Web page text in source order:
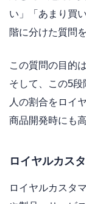
い」「あまり買
階に分けた質問
この質問の目的
そして、この5
人の割合をロイ
商品開発時にも
ロイヤルカス
ロイヤルカスタ